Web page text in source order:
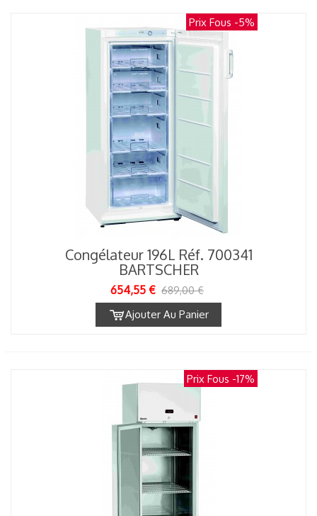
Prix Fous -5%
Congélateur 196L Réf. 700341
BARTSCHER
654,55 € 689,00 €
Ajouter Au Panier
Prix Fous -17%